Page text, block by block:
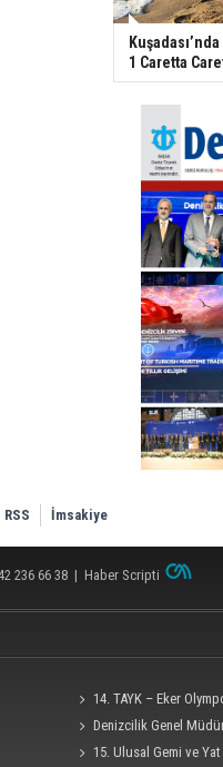
1 Caretta
RSS İmsakiye
236 66 38 | Haber Scripti
14. TAYK – Eker
Denizcilik Genel
Ro-Ro Gemisi Dron
15. Ulusal Gemi ve Yat